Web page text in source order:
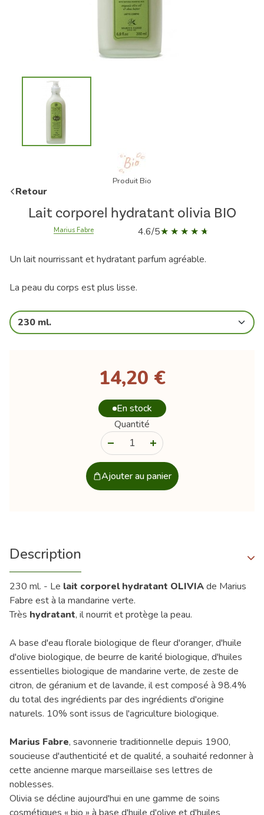
Produit Bio
Retour
Lait corporel hydratant olivia BIO
Marius Fabre 4.6/5
Un lait nourrissant et hydratant parfum agréable.
La peau du corps est plus lisse.
230 ml.
14,20 €
En stock
Quantité
Ajouter au panier
Description
230 ml. - Le lait corporel hydratant OLIVIAde Marius
Fabre est à la mandarine verte.
Très hydratant, il nourrit et protège la peau.
A base d'eau florale biologique de fleur d'oranger, d'huile
d'olive biologique, de beurre de karité biologique, d'huiles
essentielles biologique de mandarine verte, de zeste de
citron, de géranium et de lavande, il est composé à 98.4%
du total des ingrédients par des ingrédients d'origine
naturels. 10% sont issus de l'agriculture biologique.
Marius Fabre, savonnerie traditionnelle depuis 1900,
soucieuse d'authenticité et de qualité, a souhaité redonner à
cette ancienne marque marseillaise ses lettres de
noblesses.
Olivia se décline aujourd'hui en une gamme de soins